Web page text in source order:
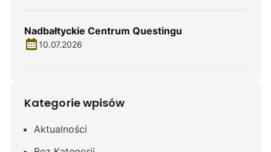
Nadbałtyckie Centrum Questingu
10.07.2026
Kategorie wpisów
Aktualności